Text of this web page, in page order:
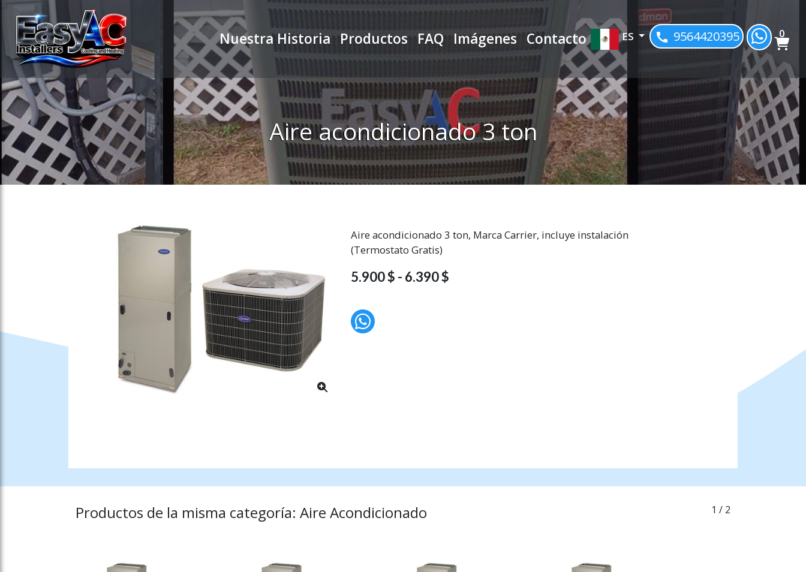
slideout menu.
Nuestra Historia Productos FAQ Imágenes Contacto ES 9564420395 0
Aire acondicionado 3 ton
Aire acondicionado 3 ton, Marca Carrier, incluye instalación
(Termostato Gratis)
5.900 $ - 6.390 $
Productos de la misma categoría: Aire Acondicionado 1 / 2